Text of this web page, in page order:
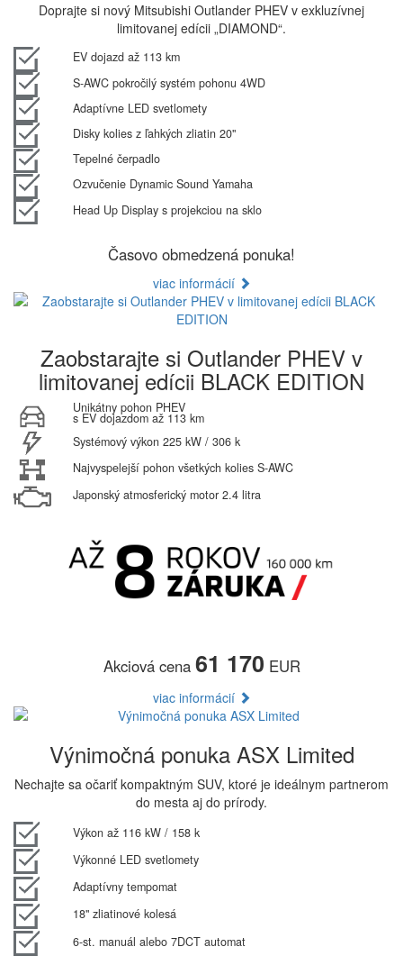
Doprajte si nový Mitsubishi Outlander PHEV v exkluzívnej
limitovanej edícii „DIAMOND“.
EV dojazd až 113 km
S-AWC pokročilý systém pohonu 4WD
Adaptívne LED svetlomety
Disky kolies z ľahkých zliatin 20"
Tepelné čerpadlo
Ozvučenie Dynamic Sound Yamaha
Head Up Display s projekciou na sklo
Časovo obmedzená ponuka!
viac informácií
Zaobstarajte si Outlander PHEV v
limitovanej edícii BLACK EDITION
Unikátny pohon PHEV
s EV dojazdom až 113 km
Systémový výkon 225 kW / 306 k
Najvyspelejší pohon všetkých kolies S-AWC
Japonský atmosferický motor 2.4 litra
Akciová cena 61 170 EUR
viac informácií
Výnimočná ponuka ASX Limited
Nechajte sa očariť kompaktným SUV, ktoré je ideálnym partnerom
do mesta aj do prírody.
Výkon až 116 kW / 158 k
Výkonné LED svetlomety
Adaptívny tempomat
18" zliatinové kolesá
6-st. manuál alebo 7DCT automat